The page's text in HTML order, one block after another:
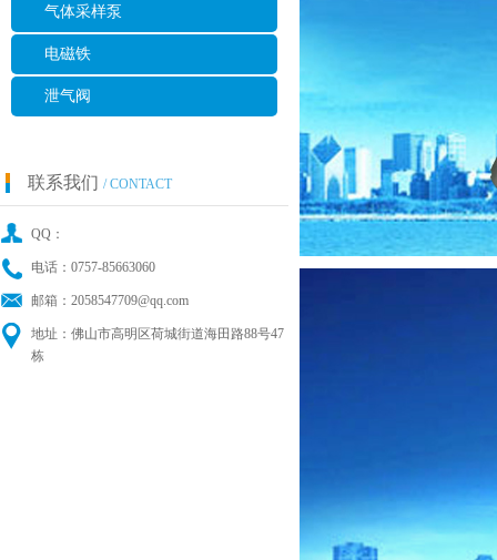
气体采样泵
电磁铁
泄气阀
联系我们 / CONTACT
QQ：
电话：0757-85663060
邮箱：2058547709@qq.com
地址：佛山市高明区荷城街道海田路88号47
栋